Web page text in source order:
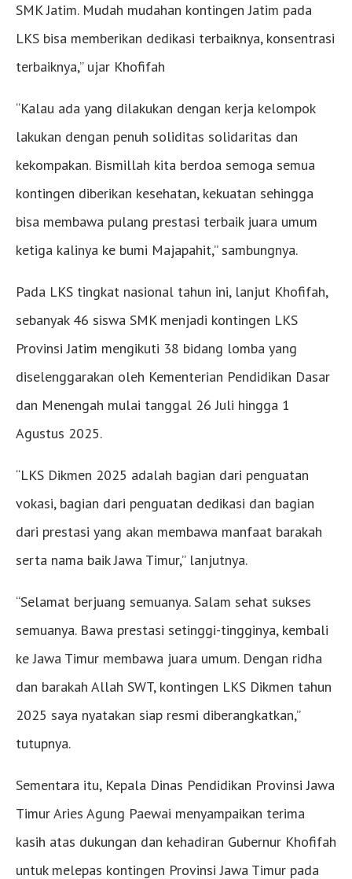
SMK Jatim. Mudah mudahan kontingen Jatim pada
LKS bisa memberikan dedikasi terbaiknya, konsentrasi
terbaiknya,” ujar Khofifah
“Kalau ada yang dilakukan dengan kerja kelompok
lakukan dengan penuh soliditas solidaritas dan
kekompakan. Bismillah kita berdoa semoga semua
kontingen diberikan kesehatan, kekuatan sehingga
bisa membawa pulang prestasi terbaik juara umum
ketiga kalinya ke bumi Majapahit,” sambungnya.
Pada LKS tingkat nasional tahun ini, lanjut Khofifah,
sebanyak 46 siswa SMK menjadi kontingen LKS
Provinsi Jatim mengikuti 38 bidang lomba yang
diselenggarakan oleh Kementerian Pendidikan Dasar
dan Menengah mulai tanggal 26 Juli hingga 1
Agustus 2025.
“LKS Dikmen 2025 adalah bagian dari penguatan
vokasi, bagian dari penguatan dedikasi dan bagian
dari prestasi yang akan membawa manfaat barakah
serta nama baik Jawa Timur,” lanjutnya.
“Selamat berjuang semuanya. Salam sehat sukses
semuanya. Bawa prestasi setinggi-tingginya, kembali
ke Jawa Timur membawa juara umum. Dengan ridha
dan barakah Allah SWT, kontingen LKS Dikmen tahun
2025 saya nyatakan siap resmi diberangkatkan,”
tutupnya.
Sementara itu, Kepala Dinas Pendidikan Provinsi Jawa
Timur Aries Agung Paewai menyampaikan terima
kasih atas dukungan dan kehadiran Gubernur Khofifah
untuk melepas kontingen Provinsi Jawa Timur pada